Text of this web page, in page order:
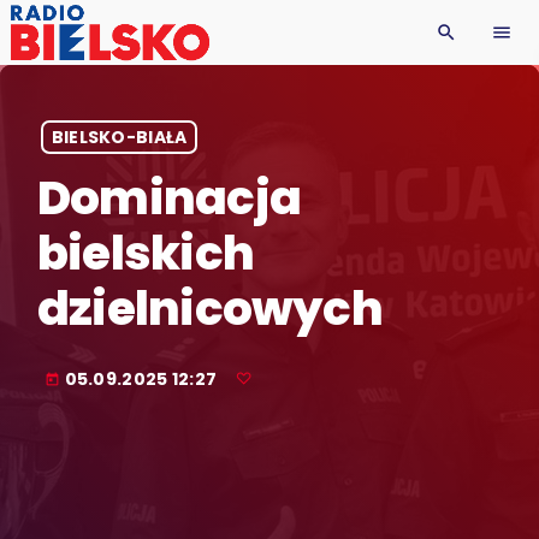
search menu
BIELSKO-BIAŁA
Dominacja
bielskich
dzielnicowych
today 05.09.2025 12:27